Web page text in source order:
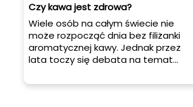
Czy kawa jest zdrowa?
Wiele osób na całym świecie nie
może rozpocząć dnia bez filiżanki
aromatycznej kawy. Jednak przez
lata toczy się debata na temat
nie. Czy napój, który tak wiele osób